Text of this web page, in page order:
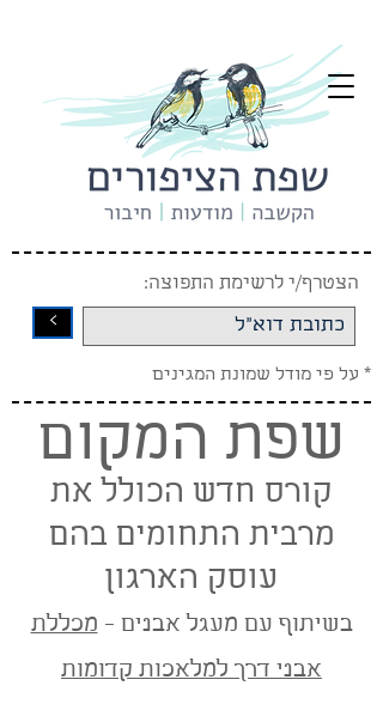
* על פי מודל שמונת המגינים
הצטרף/י לרשימת התפוצה:
<
שפת המקום
קורס חדש הכולל את
מרבית התחומים בהם
עוסק הארגון
בשיתוף עם מעגל אבנים - מכללת
אבני דרך למלאכות קדומות